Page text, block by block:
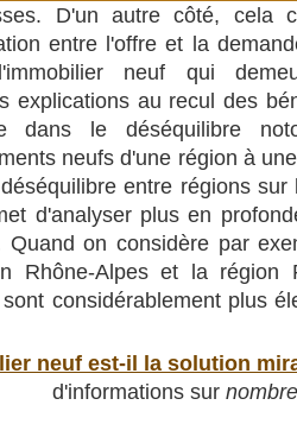
D'un autre côté, cela
entre l'offre et la
neuf qui
explications au recul des
dans le déséquilibre
neufs d'une région à
entre régions sur
d'analyser plus en
Quand on considère par
Rhône-Alpes et la région
considérablement plus
neuf est-il la solution
d'informations sur